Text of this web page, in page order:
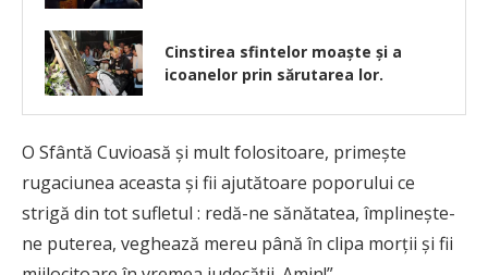
Cinstirea sfintelor moaște și a
icoanelor prin sărutarea lor.
O Sfântă Cuvioasă și mult folositoare, primește
rugaciunea aceasta și fii ajutătoare poporului ce
strigă din tot sufletul : redă-ne sănătatea, împlinește-
ne puterea, veghează mereu până în clipa morții și fii